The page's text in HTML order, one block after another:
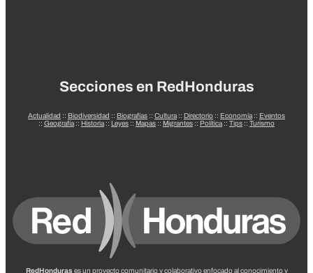
Secciones en RedHonduras
Actualidad :: Biodiversidad :: Biografías :: Cultura :: Directorio :: Economía :: Eventos
:: Geografía :: Historia :: Leyes :: Mapas :: Migrantes :: Política :: Tips :: Turismo
RedHonduras es un proyecto comunitario y colaborativo enfocado al conocimiento y